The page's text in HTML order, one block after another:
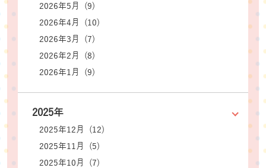
2026年5月 (9)
2026年4月 (10)
2026年3月 (7)
2026年2月 (8)
2026年1月 (9)
2025年
2025年12月 (12)
2025年11月 (5)
2025年10月 (7)